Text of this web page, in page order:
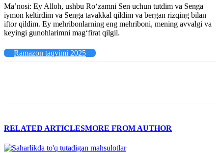
Maʼnosi: Ey Alloh, ushbu Roʻzamni Sen uchun tutdim va Senga
iymon keltirdim va Senga tavakkal qildim va bergan rizqing bilan
iftor qildim. Ey mehribonlarning eng mehriboni, mening avvalgi va
keyingi gunohlarimni magʻfirat qilgil.
Ramazon taqvimi 2025
RELATED ARTICLESMORE FROM AUTHOR